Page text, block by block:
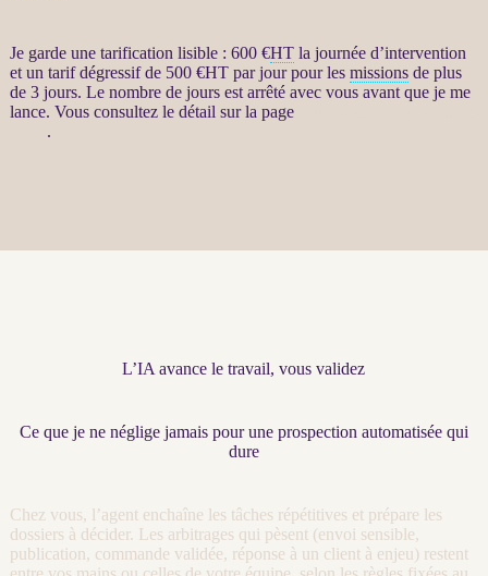
Je garde une tarification lisible : 600 €HTla journée d’intervention
et un tarif dégressif de 500 €HTpar jour pour les missionsde plus
de 3 jours. Le nombre de jours est arrêté avec vous avant que je me
lance. Vous consultez le détail sur la page
.
L’IA avance le travail, vous validez
Ce que je ne néglige jamais pour une prospection automatisée qui
dure
Chez vous, l’agent enchaîne les tâches répétitives et prépare les
dossiers à décider. Les arbitrages qui pèsent (envoi sensible,
publication, commande validée, réponse à un client à enjeu) restent